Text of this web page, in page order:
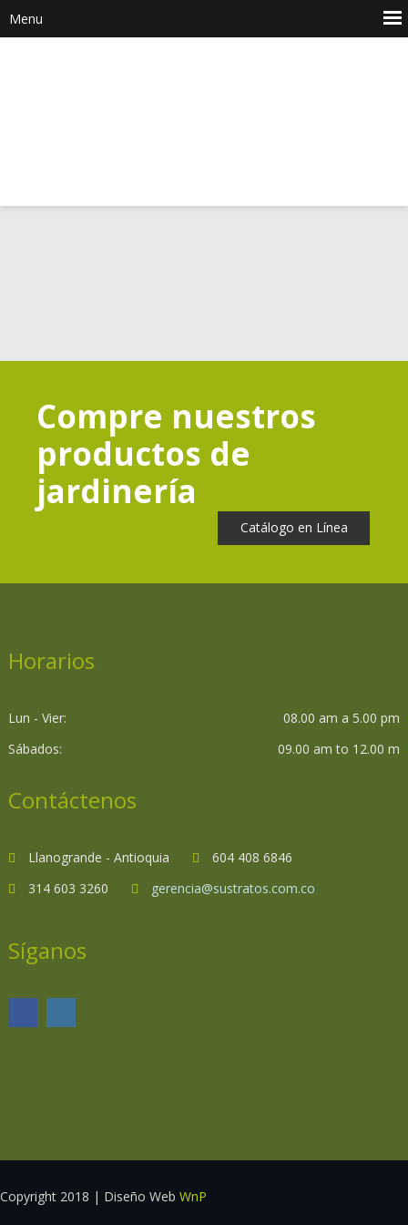
Compre nuestros
productos de
jardinería
Catálogo en Línea
Horarios
Lun - Vier:
08.00 am a 5.00 pm
Sábados:
09.00 am to 12.00 m
Contáctenos
Llanogrande - Antioquia
604 408 6846
314 603 3260
gerencia@sustratos.com.co
Síganos
Copyright 2018 | Diseño Web WnP